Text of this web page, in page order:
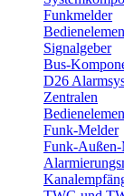
Funkmelder
Signalgeber
Bus-
D26
Zentralen
Funk-Melder
Funk-